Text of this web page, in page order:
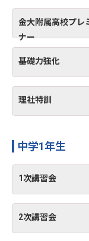
金大附属高校プレ
ナー
基礎力強化
理社特訓
中学1年生
1次講習会
2次講習会